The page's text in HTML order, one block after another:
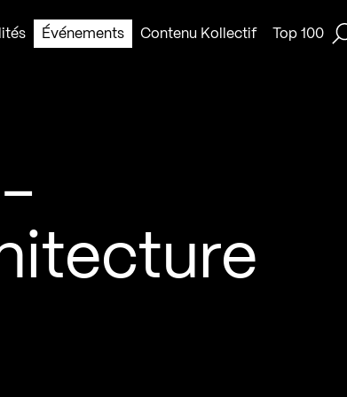
Événements Contenu Kollectif Top 100